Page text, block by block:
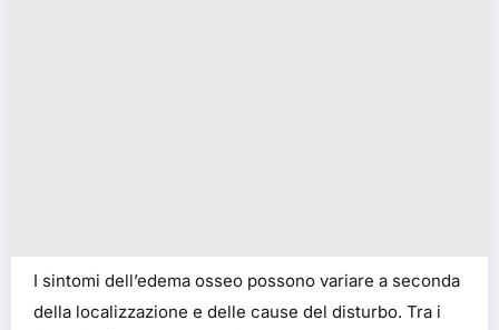
I sintomi dell’edema osseo possono variare a seconda
della localizzazione e delle cause del disturbo. Tra i